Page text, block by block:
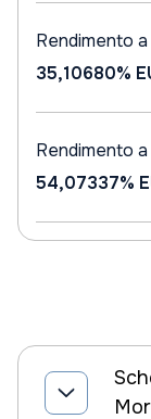
Rendimento a
35,10680%
Rendimento
54,07337%